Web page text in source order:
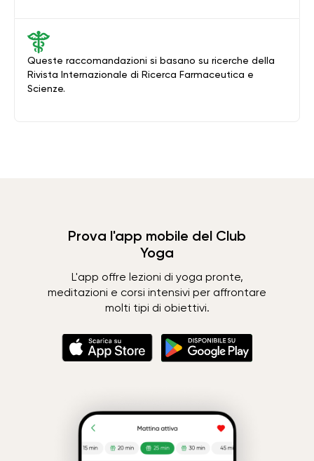
Queste raccomandazioni si basano su ricerche della
Rivista Internazionale di Ricerca Farmaceutica e
Scienze.
Prova l'app mobile del Club
Yoga
L'app offre lezioni di yoga pronte,
meditazioni e corsi intensivi per affrontare
molti tipi di obiettivi.